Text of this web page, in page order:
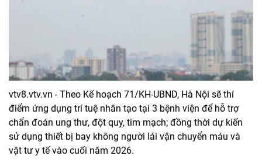
vtv8.vtv.vn - Theo Kế hoạch 71/KH-UBND, Hà Nội sẽ thí
điểm ứng dụng trí tuệ nhân tạo tại 3 bệnh viện để hỗ trợ
chẩn đoán ung thư, đột quỵ, tim mạch; đồng thời dự kiến
sử dụng thiết bị bay không người lái vận chuyển máu và
vật tư y tế vào cuối năm 2026.